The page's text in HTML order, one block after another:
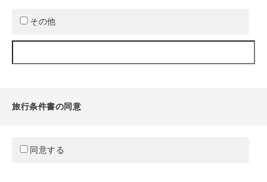
その他
旅行条件書の同意
同意する